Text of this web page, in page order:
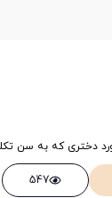
دختری که به سن
547